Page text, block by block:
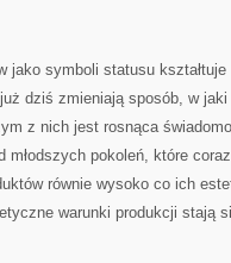
jako symboli statusu kształtuje
dziś zmieniają sposób, w
z nich jest rosnąca
młodszych pokoleń, które
równie wysoko co ich
warunki produkcji stają